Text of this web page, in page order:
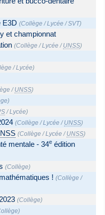
E3D (Collège /Lycée /SVT)
et championnat
(Collège /Lycée / UNSS)
/Lycée)
/ UNSS)
)
/Lycée)
(Collège /Lycée / UNSS)
(Collège /Lycée / UNSS)
mentale - 34e édition
(Collège)
! (Collège /
(Collège)
)